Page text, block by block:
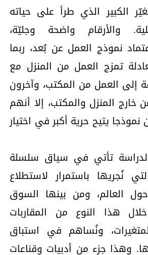
الكبير الذي طرأ على حياته
والأرقام واضحة وجليّة،
نموذج العمل عن بُعد، ربما
تمزج العمل من المنزل مع
إلى العمل من المكتب، وآخرون
المنزل والمكتب، إلا أنهم
نموذجا يتيح حرية أكبر في اختيار
تأتي في سياق سلسلة
نُجريها باستمرار لاستطلاع
العالم، ومن بينها السوق
هذا النوع من المقاربات
ونُساهم في استباق
وهذا جزء من أدبيات وقناعات